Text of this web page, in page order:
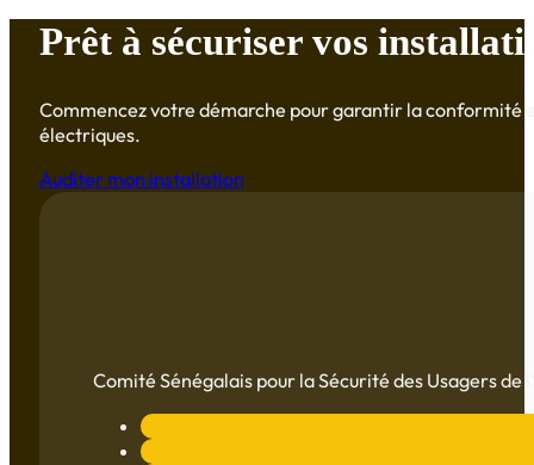
Prêt à sécuriser vos
Commencez votre démarche pour garantir la conformité
électriques.
Auditer mon installation
Comité Sénégalais pour la Sécurité des Usagers